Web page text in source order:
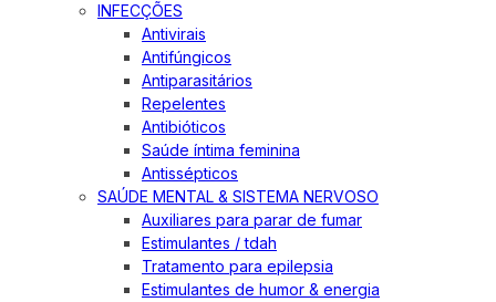
INFECÇÕES
Antivirais
Antifúngicos
Antiparasitários
Repelentes
Antibióticos
Saúde íntima feminina
Antissépticos
SAÚDE MENTAL & SISTEMA NERVOSO
Auxiliares para parar de fumar
Estimulantes / tdah
Tratamento para epilepsia
Estimulantes de humor & energia